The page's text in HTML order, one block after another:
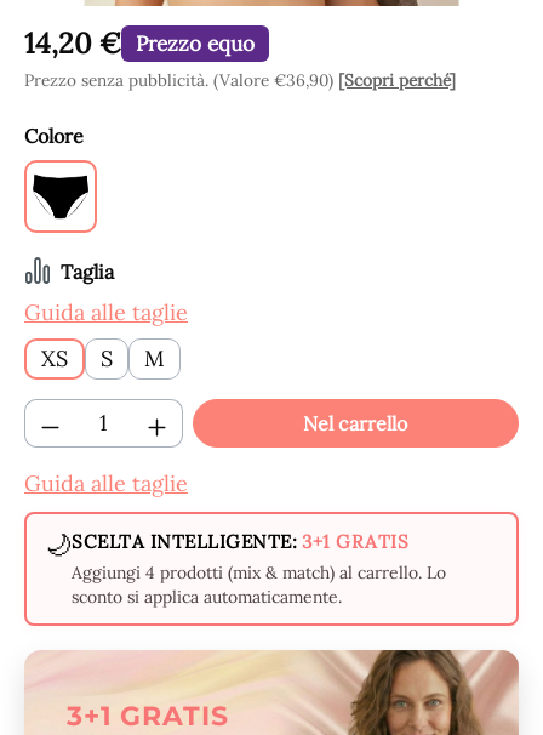
14,20 € Prezzo equo
Prezzo senza pubblicità. (Valore €36,90) [Scopri perché]
Seleziona
Colore
Black
Seleziona
Taglia
Guida alle taglie
XS
S M
Quantità del prodotto: inserisci la
Nel carrello
Guida alle taglie
🌙SCELTA INTELLIGENTE: 3+1 GRATIS
Aggiungi 4 prodotti (mix & match) al carrello. Lo
sconto si applica automaticamente.
3+1 GRATIS